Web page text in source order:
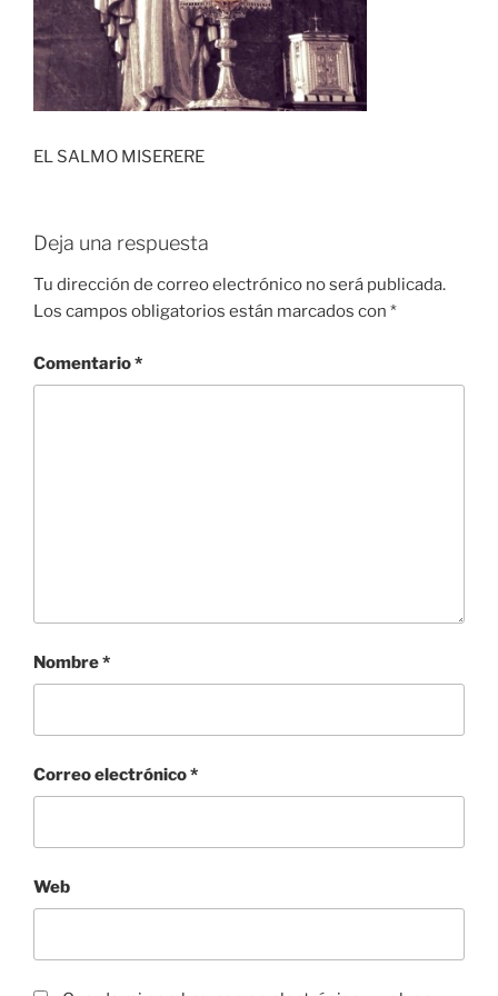
EL SALMO MISERERE
Deja una respuesta
Tu dirección de correo electrónico no será publicada.
Los campos obligatorios están marcados con *
Comentario*
Nombre*
Correo electrónico*
Web